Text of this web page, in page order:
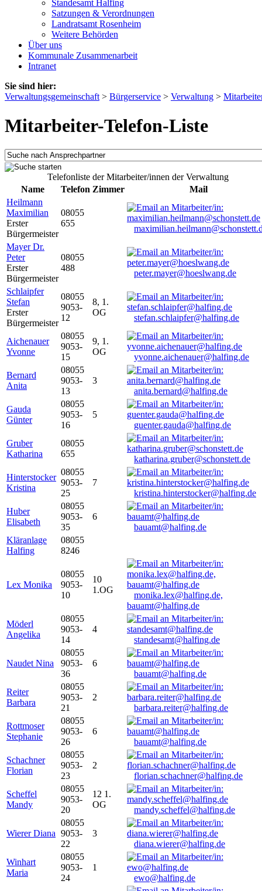
Standesamt Halfing
Satzungen & Verordnungen
Landratsamt Rosenheim
Weitere Behörden
Über uns
Kommunale Zusammenarbeit
Intranet
Sie sind hier:
Verwaltungsgemeinschaft > Bürgerservice > Verwaltung >
Mitarbeiter-Telefon-Liste
Telefonliste der Mitarbeiter/innen der Verwaltung
Name
Telefon Zimmer
Mail
Heilmann
Maximilian
Erster
Bürgermeister
08055
655
Mayer Dr.
Peter
Erster
Bürgermeister
08055
488
peter.mayer@hoeslwang.de
Schlaipfer
Stefan
Erster
Bürgermeister
08055
9053-
12
8, 1.
OG
stefan.schlaipfer@halfing.de
Aichenauer
Yvonne
08055
9053-
15
9, 1.
OG
yvonne.aichenauer@halfing.de
Bernard
Anita
08055
9053-
13
3
anita.bernard@halfing.de
Gauda
Günter
08055
9053-
16
5
guenter.gauda@halfing.de
Gruber
Katharina
08055
655
katharina.gruber@schonstett.de
Hinterstocker
Kristina
08055
9053-
25
7
kristina.hinterstocker@halfing.de
Huber
Elisabeth
08055
9053-
35
6
bauamt@halfing.de
Kläranlage
Halfing
08055
8246
Lex Monika
08055
9053-
10
10
1.OG
monika.lex@halfing.de,
bauamt@halfing.de
Möderl
Angelika
08055
9053-
14
4
standesamt@halfing.de
Naudet Nina
08055
9053-
36
6
bauamt@halfing.de
Reiter
Barbara
08055
9053-
21
2
barbara.reiter@halfing.de
Rottmoser
Stephanie
08055
9053-
26
6
bauamt@halfing.de
Schachner
Florian
08055
9053-
23
2
florian.schachner@halfing.de
Scheffel
Mandy
08055
9053-
20
12 1.
OG
mandy.scheffel@halfing.de
Wierer Diana
08055
9053-
22
3
diana.wierer@halfing.de
Winhart
Maria
08055
9053-
24
1
ewo@halfing.de